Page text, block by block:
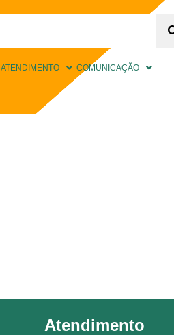
ATENDIMENTO COMUNICAÇÃO
Atendimento